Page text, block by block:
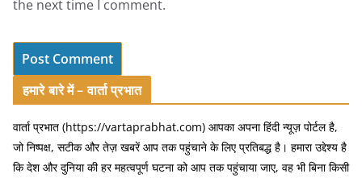
the next time I comment.
हमारे बारे में – वार्ता प्रभात
वार्ता प्रभात (https://vartaprabhat.com) आपका अपना हिंदी न्यूज़ पोर्टल है,
जो निष्पक्ष, सटीक और तेज़ खबरें आप तक पहुंचाने के लिए प्रतिबद्ध है। हमारा उद्देश्य है
कि देश और दुनिया की हर महत्वपूर्ण घटना को आप तक पहुंचाया जाए, वह भी बिना किसी